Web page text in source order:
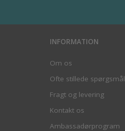
INFORMATION
Om os
Ofte stillede spørgsmål
Fragt og levering
Kontakt os
Ambassadørprogram